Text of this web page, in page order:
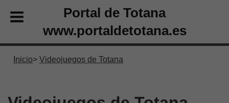
Portal de Totana
www.portaldetotana.es
Inicio Videojuegos de Totana